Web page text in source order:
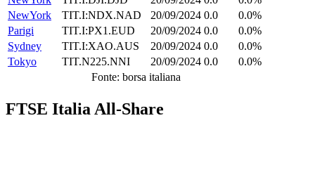
NewYork
TIT.I:NDX.NAD 20/09/2024 0.0
0.0%
Parigi
TIT.I:PX1.EUD 20/09/2024 0.0
0.0%
Sydney
TIT.I:XAO.AUS 20/09/2024 0.0
0.0%
Tokyo
TIT.N225.NNI 20/09/2024 0.0
0.0%
Fonte: borsa italiana
FTSE Italia All-Share